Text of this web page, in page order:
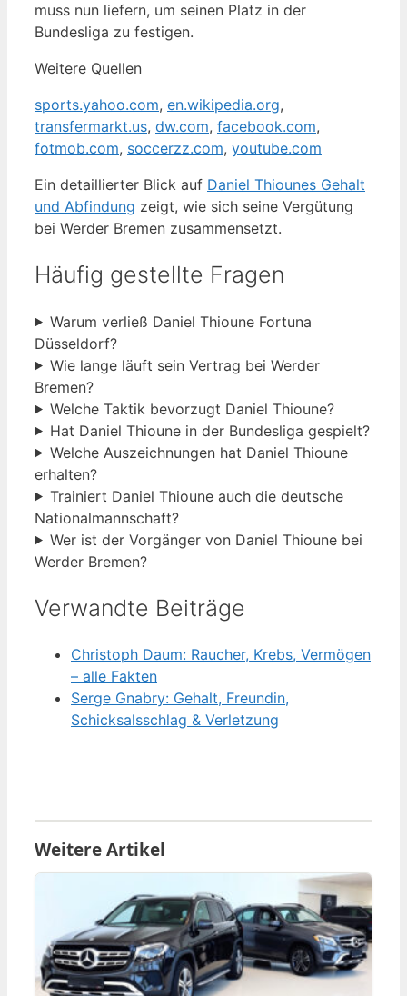
muss nun liefern, um seinen Platz in der
Bundesliga zu festigen.
Weitere Quellen
sports.yahoo.com, en.wikipedia.org,
transfermarkt.us, dw.com, facebook.com,
fotmob.com, soccerzz.com, youtube.com
Ein detaillierter Blick auf Daniel Thiounes Gehalt
und Abfindung zeigt, wie sich seine Vergütung
bei Werder Bremen zusammensetzt.
Häufig gestellte Fragen
Warum verließ Daniel Thioune Fortuna
Düsseldorf?
Wie lange läuft sein Vertrag bei Werder
Bremen?
Welche Taktik bevorzugt Daniel Thioune?
Hat Daniel Thioune in der Bundesliga gespielt?
Welche Auszeichnungen hat Daniel Thioune
erhalten?
Trainiert Daniel Thioune auch die deutsche
Nationalmannschaft?
Wer ist der Vorgänger von Daniel Thioune bei
Werder Bremen?
Verwandte Beiträge
Christoph Daum: Raucher, Krebs, Vermögen
– alle Fakten
Serge Gnabry: Gehalt, Freundin,
Schicksalsschlag & Verletzung
Weitere Artikel